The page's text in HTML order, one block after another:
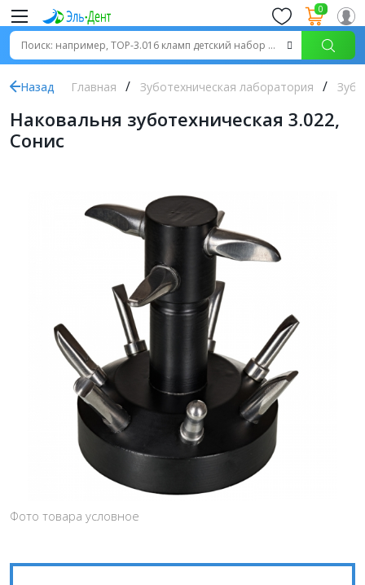
0
Назад Главная Зуботехническая лаборатория
Наковальня зуботехническая 3.022,
Сонис
Фото товара условное